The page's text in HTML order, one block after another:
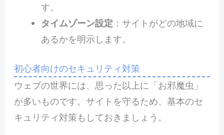
す。
タイムゾーン設定 ：サイトがどの地域に
あるかを明示します。
初心者向けのセキュリティ対策
ウェブの世界には、思った以上に「お邪魔虫」
が多いものです。サイトを守るため、基本のセ
キュリティ対策もしておきましょう。